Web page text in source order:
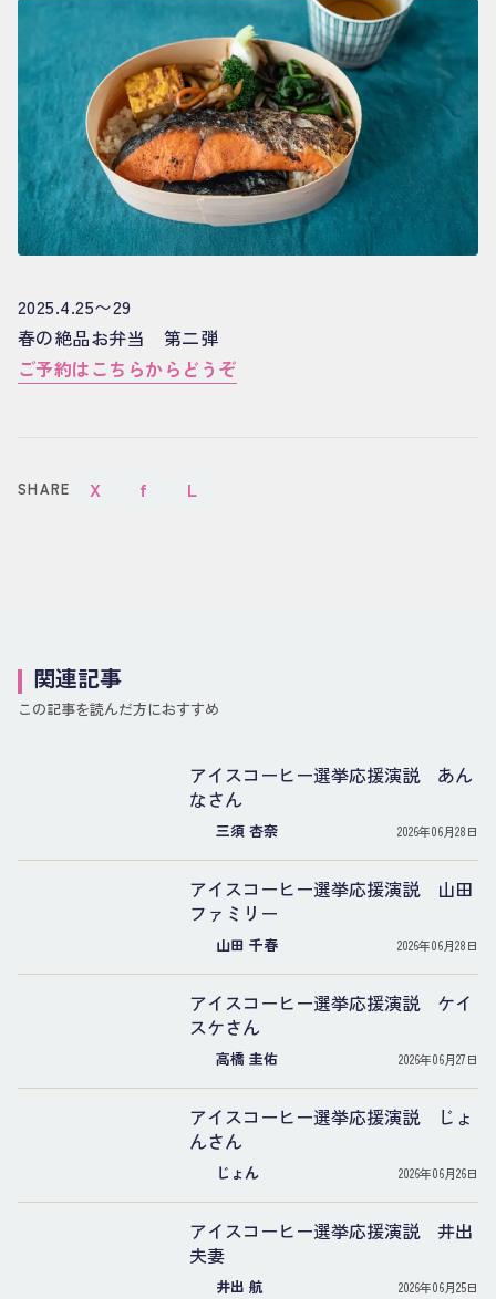
2025.4.25〜29
春の絶品お弁当 第二弾
ご予約はこちらからどうぞ
SHARE X f L
関連記事
この記事を読んだ方におすすめ
アイスコーヒー選挙応援演説 あん
なさん
三須 杏奈 2026年06月28日
アイスコーヒー選挙応援演説 山田
ファミリー
山田 千春 2026年06月28日
アイスコーヒー選挙応援演説 ケイ
スケさん
高橋 圭佑 2026年06月27日
アイスコーヒー選挙応援演説 じょ
んさん
じょん 2026年06月26日
アイスコーヒー選挙応援演説 井出
夫妻
井出 航 2026年06月25日